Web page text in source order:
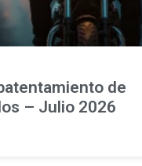
de
– Julio 2026